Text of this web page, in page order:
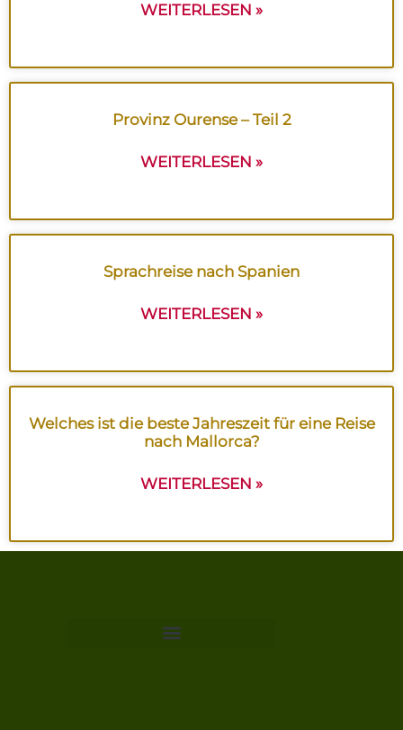
WEITERLESEN »
Provinz Ourense – Teil 2
WEITERLESEN »
Sprachreise nach Spanien
WEITERLESEN »
Welches ist die beste Jahreszeit für eine Reise
nach Mallorca?
WEITERLESEN »